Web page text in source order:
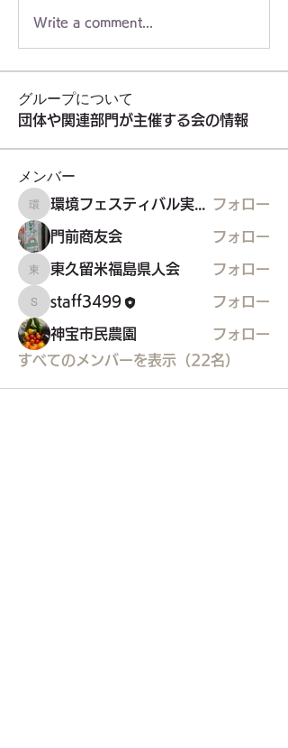
Write a comment...
グループについて
団体や関連部門が主催する会の情報
メンバー
環境フェスティバル実行委員会
フォロー
門前商友会 フォロー
東久留米福島県人会
東久留米福島県人会 フォロー
staff3499
staff3499 フォロー
神宝市民農園
フォロー
すべてのメンバーを表示（22名）